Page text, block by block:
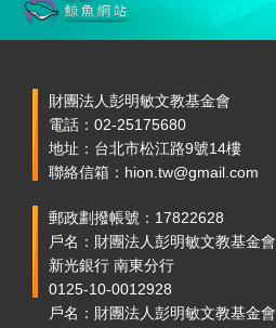
財團法人彭明敏文教基金會
電話：02-25175680
地址：台北市松江路9號14樓
聯絡信箱：hion.tw@gmail.com
郵政劃撥帳號：17822628
戶名：財團法人彭明敏文教基金會
新光銀行 南東分行
0125-10-0012928
戶名：財團法人彭明敏文教基金會